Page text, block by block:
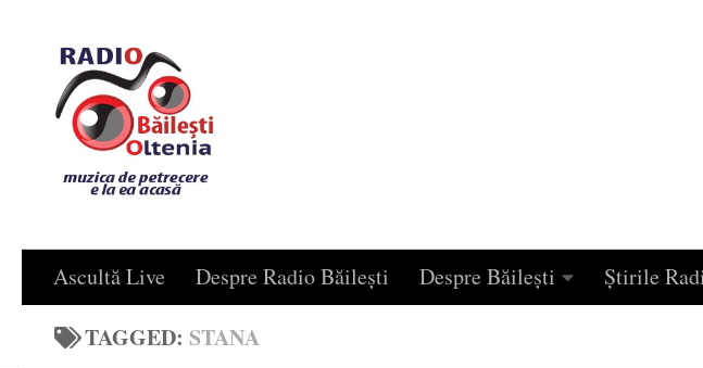
Ascultă Live Despre Radio Băilești Despre Băilești Știrile
TAGGED: STANA